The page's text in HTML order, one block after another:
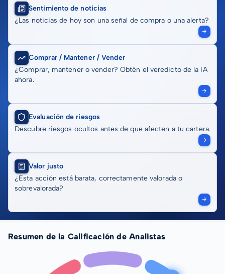
Sentimiento de noticias
¿Las noticias de hoy son una señal de compra o una alerta?
Comprar / Mantener / Vender
¿Comprar, mantener o vender? Obtén el veredicto de la IA
ahora.
Evaluación de riesgos
Descubre riesgos ocultos antes de que afecten a tu cartera.
Valor justo
¿Esta acción está barata, correctamente valorada o
sobrevalorada?
Resumen de la Calificación de Analistas